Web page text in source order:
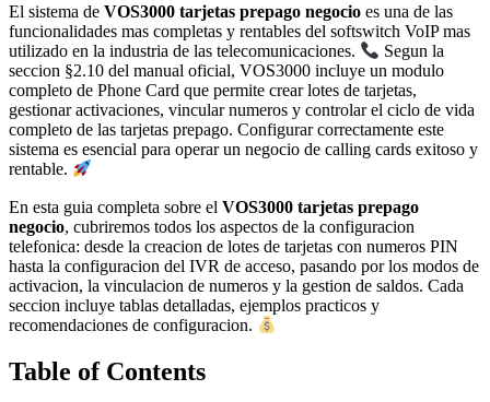
El sistema de VOS3000 tarjetas prepago negocio es una de las
funcionalidades mas completas y rentables del softswitch VoIP mas
utilizado en la industria de las telecomunicaciones.
Segun la
seccion §2.10 del manual oficial, VOS3000 incluye un modulo
completo de Phone Card que permite crear lotes de tarjetas,
gestionar activaciones, vincular numeros y controlar el ciclo de vida
completo de las tarjetas prepago. Configurar correctamente este
sistema es esencial para operar un negocio de calling cards exitoso y
rentable.
En esta guia completa sobre el VOS3000 tarjetas prepago
negocio, cubriremos todos los aspectos de la configuracion
telefonica: desde la creacion de lotes de tarjetas con numeros PIN
hasta la configuracion del IVR de acceso, pasando por los modos de
activacion, la vinculacion de numeros y la gestion de saldos. Cada
seccion incluye tablas detalladas, ejemplos practicos y
recomendaciones de configuracion.
Table of Contents